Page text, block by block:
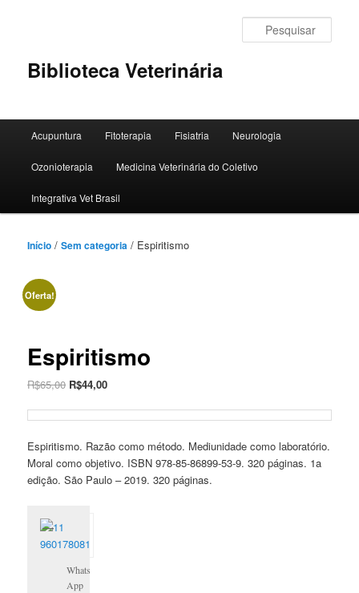
principalBiblioteca Veterinária
principal
Acupuntura Fitoterapia Fisiatria Neurologia
Ozonioterapia Medicina Veterinária do Coletivo
Integrativa Vet Brasil
Início /Sem categoria / Espiritismo
Oferta!
Espiritismo
R$65,00 O
original
R$65,00.
R$44,00O
atual
R$44,00.
Espiritismo. Razão como método. Mediunidade como laboratório.
Moral como objetivo. ISBN 978-85-86899-53-9. 320 páginas. 1a
edição. São Paulo – 2019. 320 páginas.
Whats
App